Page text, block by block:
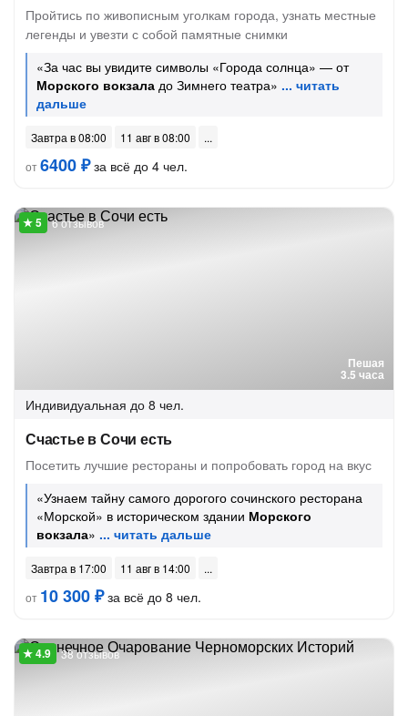
Пройтись по живописным уголкам города, узнать местные
легенды и увезти с собой памятные снимки
«За час вы увидите символы «Города солнца» — от
Морского вокзала до Зимнего театра»
Завтра в 08:00
11 авг в 08:00
от6400 ₽за всё до 4 чел.
Пешая
3.5 часа
6 отзывов
Индивидуальная до 8 чел.
Счастье в Сочи есть
Посетить лучшие рестораны и попробовать город на вкус
«Узнаем тайну самого дорогого сочинского ресторана
«Морской» в историческом здании Морского
вокзала»
Завтра в 17:00
11 авг в 14:00
от 10 300 ₽за всё до 8 чел.
38 отзывов